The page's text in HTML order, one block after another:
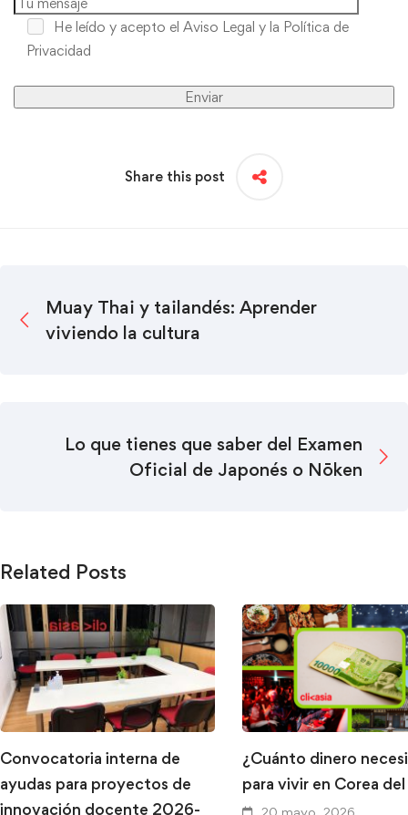
He leído y acepto el Aviso Legal y la Política de
Privacidad
Share this post
Muay Thai y tailandés: Aprender
viviendo la cultura
Lo que tienes que saber del Examen
Oficial de Japonés o Nōken
Related Posts
Convocatoria interna de
ayudas para proyectos de
innovación docente 2026-
¿Cuánto dinero
para vivir en Corea del
20 mayo, 2026